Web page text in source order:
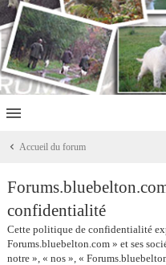
Accueil du forum
confidentialité
Cette politique de confidentialité
Forums.bluebelton.com » et ses
notre », « nos », «